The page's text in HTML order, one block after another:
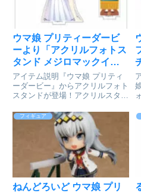
ウマ娘 プリティーダービ
ーより「アクリルフォトス
タンド メジロマックイー
ン」を紹介
アイテム説明『ウマ娘 プリティ
ーダービー』からアクリルフォト
スタンドが登場！アクリルスタン
と優勝レイ風パーツの間に写真や
カードを立てかけ、フォトスタン
ドとしても楽しめます。ウマ娘
プリティーダービー_アクリル
フィギュア
ねんどろいど ウマ娘 プリ